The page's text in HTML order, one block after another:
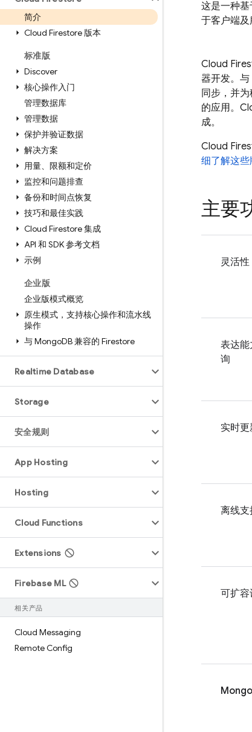
简介
Cloud Firestore 版本
标准版
Discover
核心操作入门
管理数据库
管理数据
保护并验证数据
解决方案
用量、限额和定价
监控和问题排查
备份和时间点恢复
技巧和最佳实践
Cloud Firestore 集成
API 和 SDK 参考文档
示例
企业版
企业版模式概览
原生模式，支持核心操作和流水线
操作
与 MongoDB 兼容的 Firestore
Realtime Database
Storage
安全规则
App Hosting
Hosting
Cloud Functions
Extensions
Firebase ML
相关产品
Cloud Messaging
Remote Config
这是一种基
于客户端及
Cloud
器开发。与
同步，并
的应用。
成。
Cloud
细了解这些
主要
灵活性
表达能
询
实时更
离线支
可扩容